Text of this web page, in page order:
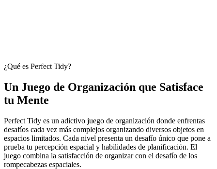
¿Qué es Perfect Tidy?
Un Juego de Organización que Satisface
tu Mente
Perfect Tidy es un adictivo juego de organización donde enfrentas
desafíos cada vez más complejos organizando diversos objetos en
espacios limitados. Cada nivel presenta un desafío único que pone a
prueba tu percepción espacial y habilidades de planificación. El
juego combina la satisfacción de organizar con el desafío de los
rompecabezas espaciales.